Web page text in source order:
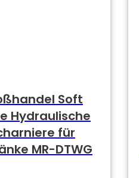
Soft
Hydraulische
für
MR-DTWG